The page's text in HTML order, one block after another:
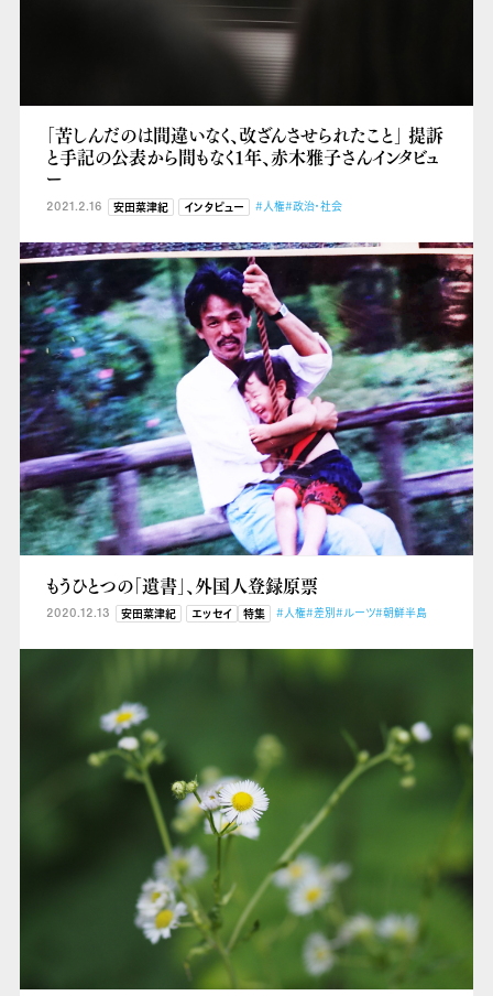
「苦しんだのは間違いなく、改ざんさせられたこと」 提訴
と手記の公表から間もなく1年、赤木雅子さんインタビュ
ー
2021.2.16 安田菜津紀 インタビュー #人権#政治・社会
もうひとつの「遺書」、外国人登録原票
2020.12.13 安田菜津紀 エッセイ 特集 #人権#差別#ルーツ#朝鮮半島